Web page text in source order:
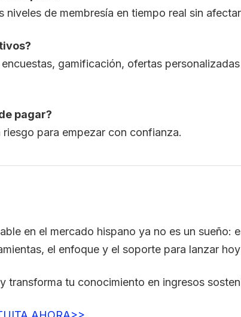
niveles de membresía en tiempo real sin
gamificación, ofertas
pagar?
para empezar con confianza.
en el mercado hispano ya no es un sueño:
el enfoque y el soporte para lanzar
transforma tu conocimiento en ingresos